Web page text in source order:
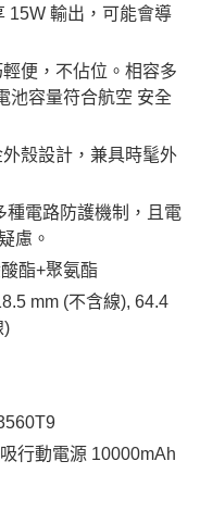
15W 輸出，可能會導
便，不佔位。相容多
池容量符合航空 安全
殼設計，兼具時髦外
種電路防護機制，且電
慮。
酯+聚氨酯
mm (不含線), 64.4
)
行動電源 10000mAh